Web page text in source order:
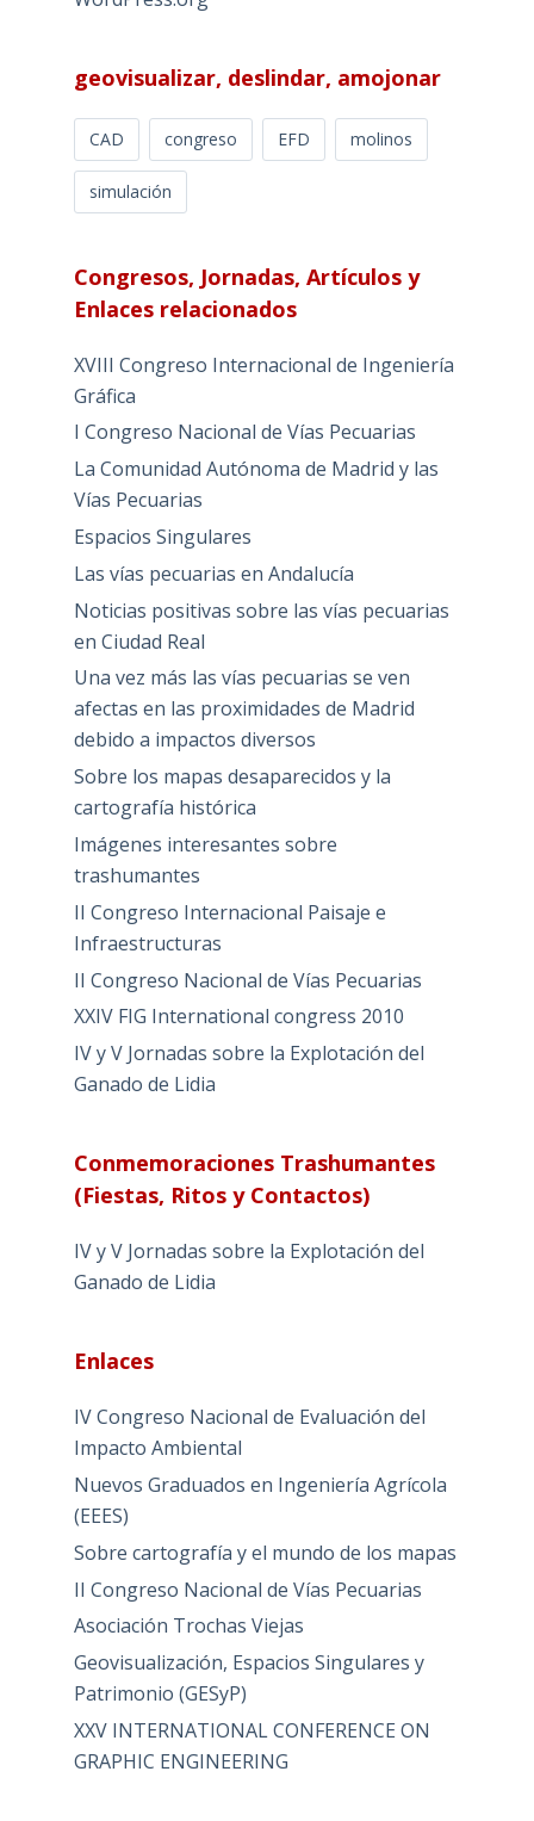
geovisualizar, deslindar, amojonar
CAD congreso EFD molinos
simulación
Congresos, Jornadas, Artículos y
Enlaces relacionados
XVIII Congreso Internacional de Ingeniería
Gráfica
I Congreso Nacional de Vías Pecuarias
La Comunidad Autónoma de Madrid y las
Vías Pecuarias
Espacios Singulares
Las vías pecuarias en Andalucía
Noticias positivas sobre las vías pecuarias
en Ciudad Real
Una vez más las vías pecuarias se ven
afectas en las proximidades de Madrid
debido a impactos diversos
Sobre los mapas desaparecidos y la
cartografía histórica
Imágenes interesantes sobre
trashumantes
II Congreso Internacional Paisaje e
Infraestructuras
II Congreso Nacional de Vías Pecuarias
XXIV FIG International congress 2010
IV y V Jornadas sobre la Explotación del
Ganado de Lidia
Conmemoraciones Trashumantes
(Fiestas, Ritos y Contactos)
IV y V Jornadas sobre la Explotación del
Ganado de Lidia
Enlaces
IV Congreso Nacional de Evaluación del
Impacto Ambiental
Nuevos Graduados en Ingeniería Agrícola
(EEES)
Sobre cartografía y el mundo de los mapas
II Congreso Nacional de Vías Pecuarias
Asociación Trochas Viejas
Geovisualización, Espacios Singulares y
Patrimonio (GESyP)
XXV INTERNATIONAL CONFERENCE ON
GRAPHIC ENGINEERING